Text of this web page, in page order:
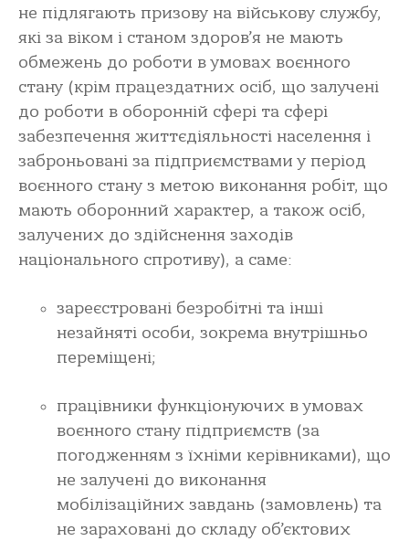
не підлягають призову на військову службу,
які за віком і станом здоров’я не мають
обмежень до роботи в умовах воєнного
стану (крім працездатних осіб, що залучені
до роботи в оборонній сфері та сфері
забезпечення життєдіяльності населення і
заброньовані за підприємствами у період
воєнного стану з метою виконання робіт, що
мають оборонний характер, а також осіб,
залучених до здійснення заходів
національного спротиву), а саме:
зареєстровані безробітні та інші
незайняті особи, зокрема внутрішньо
переміщені;
працівники функціонуючих в умовах
воєнного стану підприємств (за
погодженням з їхніми керівниками), що
не залучені до виконання
мобілізаційних завдань (замовлень) та
не зараховані до складу об’єктових